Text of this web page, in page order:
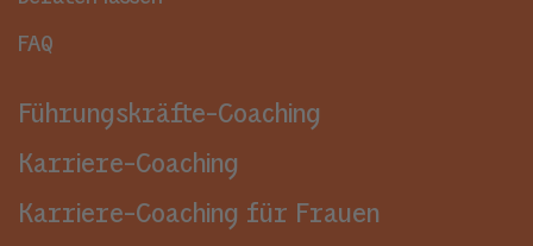
FAQ
Führungskräfte-Coaching
Karriere-Coaching
Karriere-Coaching für Frauen